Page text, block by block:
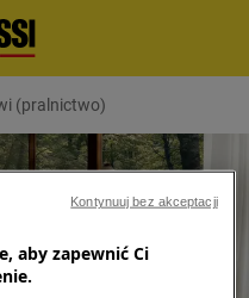
(pralnictwo)
aby zapewnić Ci
Kontynuuj bez akceptacji